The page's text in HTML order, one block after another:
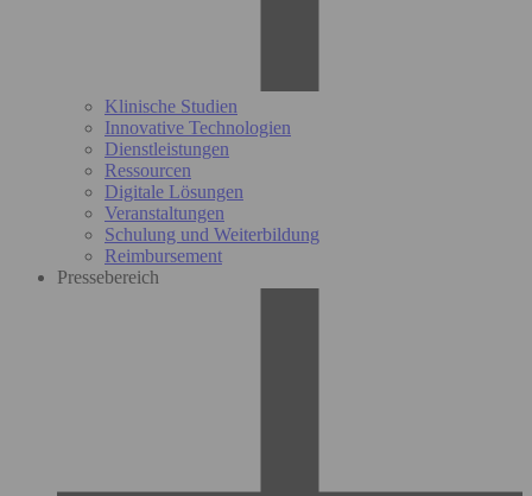
Klinische Studien
Innovative Technologien
Dienstleistungen
Ressourcen
Digitale Lösungen
Veranstaltungen
Schulung und Weiterbildung
Reimbursement
Pressebereich